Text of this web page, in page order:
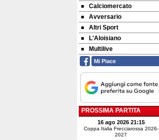
Calciomercato
Avversario
Altri Sport
L'Aloisiano
Multilive
Mi Piace
PROSSIMA PARTITA
16 ago 2026 21:15
Coppa Italia Frecciarossa 2026-
2027